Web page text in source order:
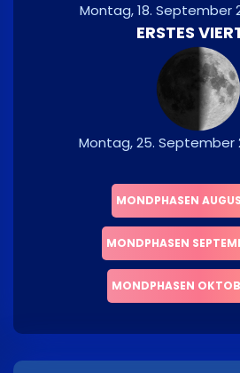
Montag, 18. September
ERSTES
Montag, 25. September
MONDPHASEN
MONDPHASEN
MONDPHASEN